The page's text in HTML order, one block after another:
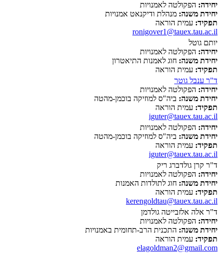
יחידה: הפקולטה לאמנויות
יחידת משנה: מנהלת ודיקנאט אמנויות
תפקיד: עמית הוראה
ronigover1@tauex.tau.ac.il
יותם גוטל
יחידה: הפקולטה לאמנויות
יחידת משנה: חוג לאמנות התיאטרון
תפקיד: עמית הוראה
ד"ר ענבל גוטר
יחידה: הפקולטה לאמנויות
יחידת משנה: ביה"ס למוזיקה בוכמן-מהטה
תפקיד: עמית הוראה
iguter@tauex.tau.ac.il
יחידה: הפקולטה לאמנויות
יחידת משנה: ביה"ס למוזיקה בוכמן-מהטה
תפקיד: עמית הוראה
iguter@tauex.tau.ac.il
ד"ר קרן גולדברג ריק
יחידה: הפקולטה לאמנויות
יחידת משנה: חוג לתולדות האמנות
תפקיד: עמית הוראה
kerengoldtau@tauex.tau.ac.il
ד"ר אלה אלזבייטה גולדמן
יחידה: הפקולטה לאמנויות
יחידת משנה: התכנית הרב-תחומית באמנויות
תפקיד: עמית הוראה
elagoldman2@gmail.com